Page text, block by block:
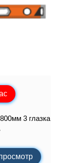
3 глазка